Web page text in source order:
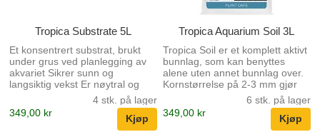
Tropica Substrate 5L
Et konsentrert substrat, brukt
under grus ved planlegging av
akvariet Sikrer sunn og
langsiktig vekst Er nøytral og
påvirker ikke KH eller pH-
verdien til vannet Substratet
absorberer næringsstoffer og
gjør dem tilgjengelige for
4 stk. på lager
349,00 kr
Tropica Aquarium Soil 3L
Tropica Soil er et komplett aktivt
bunnlag, som kan benyttes
alene uten annet bunnlag over.
Kornstørrelse på 2-3 mm gjør
det meget enkelt å plante
akvarieplantene. Soilen sikrer
god vekst og fremmer de røde
fargene i plantene. Tropica Soil
6 stk. på lager
349,00 kr